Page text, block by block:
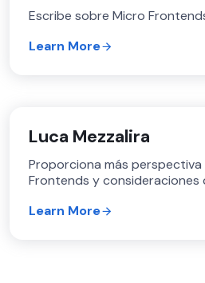
Escribe sobre Micro
Learn More
Luca Mezzalira
Proporciona más
Frontends y consideraciones
Learn More